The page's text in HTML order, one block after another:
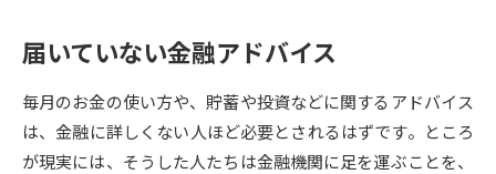
高等学校（情報）教員資格認定
大学研究 大学検索
届いていない金融アドバイス
毎月のお金の使い方や、貯蓄や投資などに関するアドバイス
は、金融に詳しくない人ほど必要とされるはずです。ところ
が現実には、そうした人たちは金融機関に足を運ぶことを、